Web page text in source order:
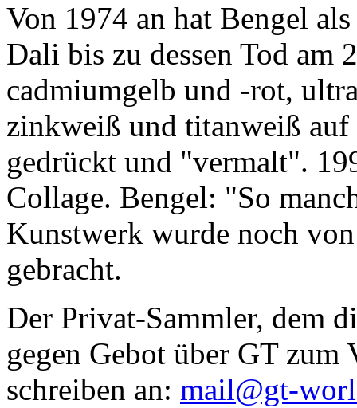
Von 1974 an hat Bengel
Dali bis zu dessen Tod am
cadmiumgelb und -rot,
zinkweiß und titanweiß
gedrückt und "vermalt".
Collage. Bengel: "So
Kunstwerk wurde noch
gebracht.
Der Privat-Sammler, dem
gegen Gebot über GT zum
schreiben an: mail@gt-